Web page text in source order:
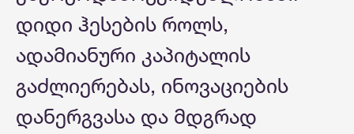
დიდი ჰესების როლს,
ადამიანური კაპიტალის
გაძლიერებას, ინოვაციების
დანერგვასა და მდგრად